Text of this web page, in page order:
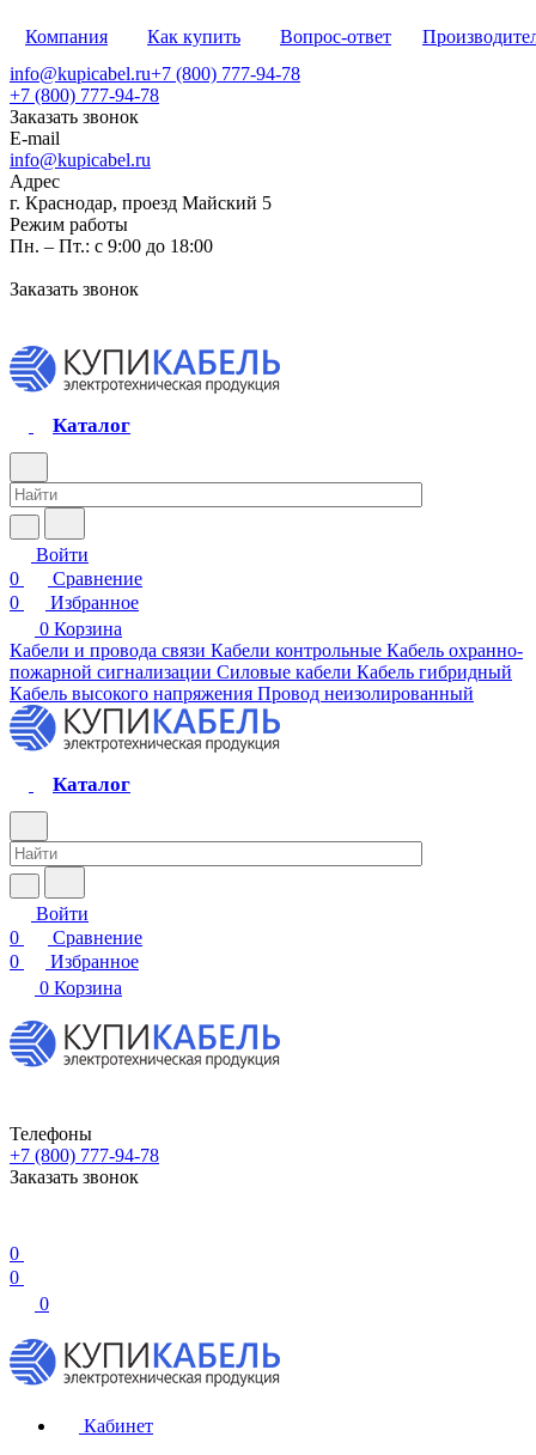
Компания Как купить Вопрос-ответ
info@kupicabel.ru+7 (800) 777-94-78
+7 (800) 777-94-78
Заказать звонок
E-mail
info@kupicabel.ru
Адрес
г. Краснодар, проезд Майский 5
Режим работы
Пн. – Пт.: с 9:00 до 18:00
Заказать звонок
Каталог
Войти
0
Сравнение
0
Избранное
0 Корзина
Кабели и провода связи Кабели контрольные Кабель охранно-
пожарной сигнализации Силовые кабели Кабель гибридный
Кабель высокого напряжения Провод неизолированный
Каталог
Войти
0
Сравнение
0
Избранное
0 Корзина
Телефоны
+7 (800) 777-94-78
Заказать звонок
0
0
0
Кабинет